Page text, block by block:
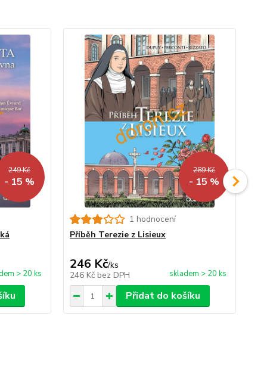
249 Kč
- 15 %
> 20 ks
289 Kč
- 15 %
1 hodnocení
Příběh Terezie z Lisieux
246 Kč/ks
246 Kč bez DPH skladem > 20 ks
Přidat do košíku